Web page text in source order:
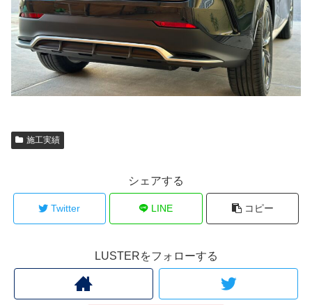
施工実績
シェアする
Twitter LINE コピー
LUSTERをフォローする